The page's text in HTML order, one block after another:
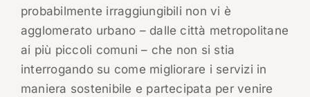
probabilmente irraggiungibili non vi è
agglomerato urbano – dalle città metropolitane
ai più piccoli comuni – che non si stia
interrogando su come migliorare i servizi in
maniera sostenibile e partecipata per venire